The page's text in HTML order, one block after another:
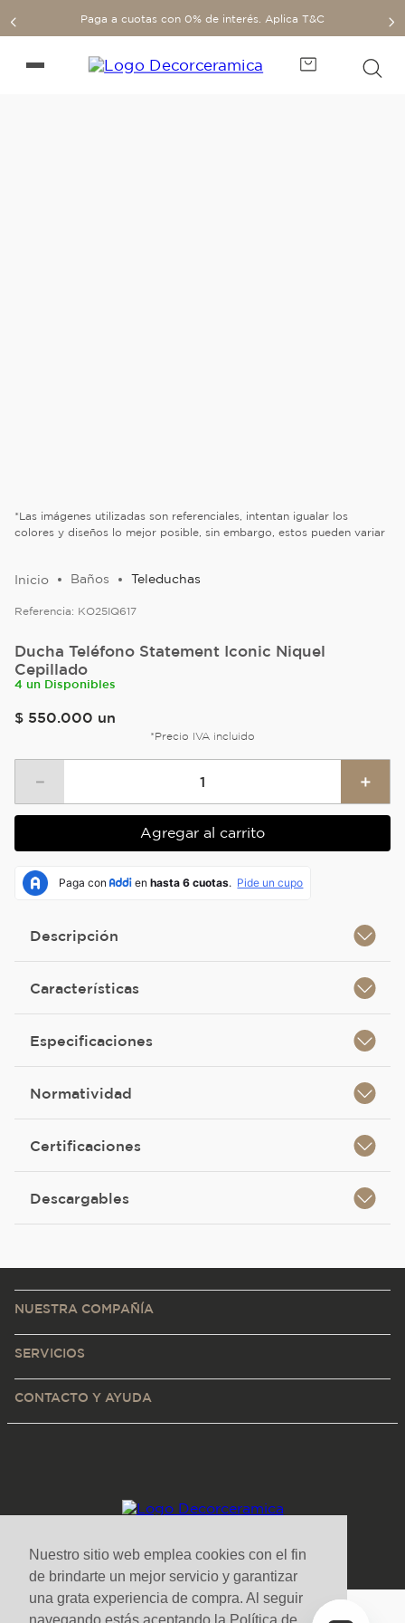
Nuestro sitio web emplea cookies con el fin
de brindarte un mejor servicio y garantizar
una grata experiencia de compra. Al seguir
Paga a cuotas con 0% de interés. Aplica T&C
*Las imágenes utilizadas son referenciales, intentan igualar los
colores y diseños lo mejor posible, sin embargo, estos pueden variar
Baños Teleduchas
Referencia: KO25IQ617
Ducha Teléfono Statement Iconic Niquel
Cepillado
4 un Disponibles
$ 550.000 un
*Precio IVA incluido
＋
－
Agregar al carrito
Descripción
Características
Especificaciones
Normatividad
Certificaciones
Descargables
NUESTRA COMPAÑÍA
SERVICIOS
CONTACTO Y AYUDA